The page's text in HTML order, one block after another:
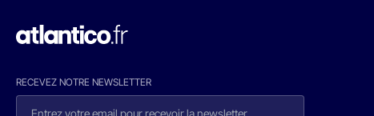
RECEVEZ NOTRE NEWSLETTER